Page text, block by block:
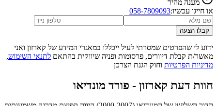
מענה מהיר
או חייגו עכשיו:058-7809093
קבלו הצעה
ידוע לי שהפרטים שמסרתי לעיל ייכללו במאגרי המידע של קארזון ואני
מאשר/ת קבלת דיוורים, פרסומות ופניה שיווקית בהתאם לתנאי השימוש,
מדיניות הפרטיות וחוק הגנת הצרכן
חוות דעת קארזון - פורד מונדיאו